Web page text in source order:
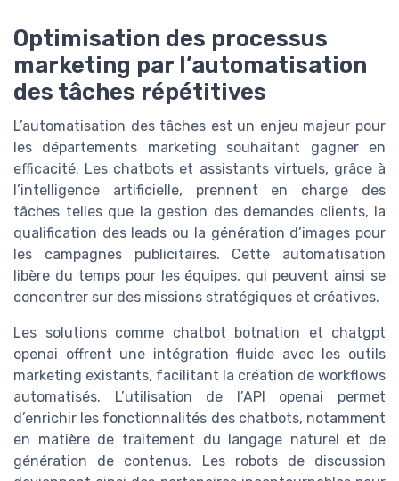
Optimisation des processus
marketing par l’automatisation
des tâches répétitives
L’automatisation des tâches est un enjeu majeur pour
les départements marketing souhaitant gagner en
efficacité. Les chatbots et assistants virtuels, grâce à
l’intelligence artificielle, prennent en charge des
tâches telles que la gestion des demandes clients, la
qualification des leads ou la génération d’images pour
les campagnes publicitaires. Cette automatisation
libère du temps pour les équipes, qui peuvent ainsi se
concentrer sur des missions stratégiques et créatives.
Les solutions comme chatbot botnation et chatgpt
openai offrent une intégration fluide avec les outils
marketing existants, facilitant la création de workflows
automatisés. L’utilisation de l’API openai permet
d’enrichir les fonctionnalités des chatbots, notamment
en matière de traitement du langage naturel et de
génération de contenus. Les robots de discussion